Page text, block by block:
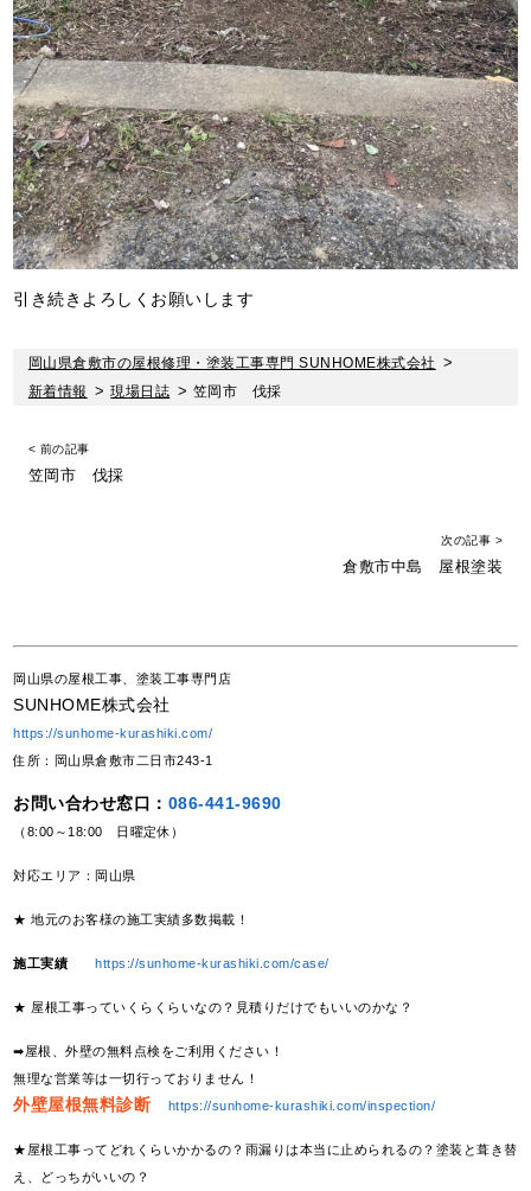
引き続きよろしくお願いします
岡山県倉敷市の屋根修理・塗装工事専門 SUNHOME株式会社 >
新着情報 >現場日誌 > 笠岡市 伐採
< 前の記事
笠岡市 伐採
次の記事 >
倉敷市中島 屋根塗装
岡山県の屋根工事、塗装工事専門店
SUNHOME株式会社
https://sunhome-kurashiki.com/
住所：岡山県倉敷市二日市243-1
お問い合わせ窓口： 086-441-9690
（8:00～18:00 日曜定休）
対応エリア：岡山県
★ 地元のお客様の施工実績多数掲載！
施工実績 https://sunhome-kurashiki.com/case/
★ 屋根工事っていくらくらいなの？見積りだけでもいいのかな？
➡屋根、外壁の無料点検をご利用ください！
無理な営業等は一切行っておりません！
外壁屋根無料診断 https://sunhome-kurashiki.com/inspection/
★屋根工事ってどれくらいかかるの？雨漏りは本当に止められるの？塗装と葺き替
え、どっちがいいの？